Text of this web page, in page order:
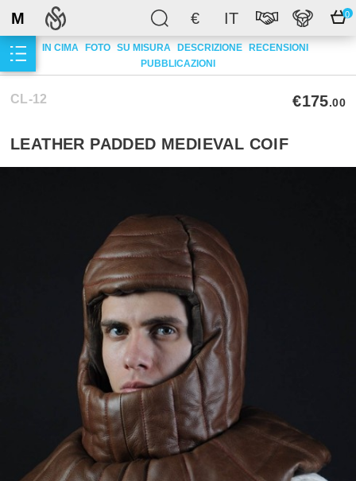
€ IT 0
M
IN CIMA FOTO SU MISURA DESCRIZIONE
RECENSIONI
PUBBLICAZIONI
CL-12 €175.00
LEATHER PADDED MEDIEVAL COIF